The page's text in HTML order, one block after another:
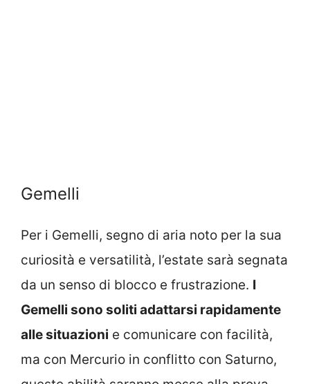
Gemelli
Per i Gemelli, segno di aria noto per la sua
curiosità e versatilità, l’estate sarà segnata
da un senso di blocco e frustrazione. I
Gemelli sono soliti adattarsi rapidamente
alle situazioni e comunicare con facilità,
ma con Mercurio in conflitto con Saturno,